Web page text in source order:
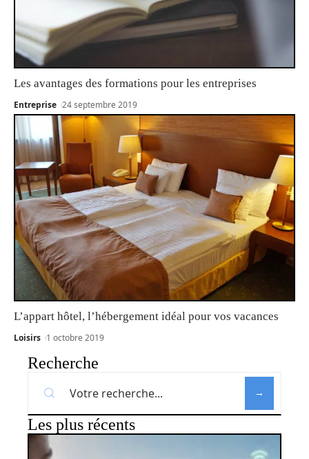
Les avantages des formations pour les entreprises
Entreprise 24 septembre 2019
L’appart hôtel, l’hébergement idéal pour vos vacances
Loisirs 1 octobre 2019
Recherche
Les plus récents